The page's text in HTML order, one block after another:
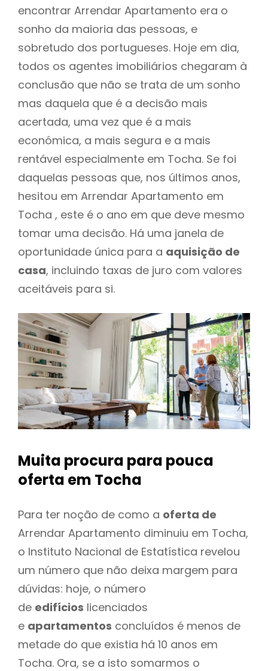
encontrar Arrendar Apartamento era o
sonho da maioria das pessoas, e
sobretudo dos portugueses. Hoje em dia,
todos os agentes imobiliários chegaram à
conclusão que não se trata de um sonho
mas daquela que é a decisão mais
acertada, uma vez que é a mais
económica, a mais segura e a mais
rentável especialmente em Tocha. Se foi
daquelas pessoas que, nos últimos anos,
hesitou em Arrendar Apartamento em
Tocha , este é o ano em que deve mesmo
tomar uma decisão. Há uma janela de
oportunidade única para a aquisição de
casa, incluindo taxas de juro com valores
aceitáveis para si.
Muita procura para pouca
oferta em Tocha
Para ter noção de como a oferta de
Arrendar Apartamento diminuiu em Tocha,
o Instituto Nacional de Estatística revelou
um número que não deixa margem para
dúvidas: hoje, o número
de edifícios licenciados
e apartamentos concluídos é menos de
metade do que existia há 10 anos em
Tocha. Ora, se a isto somarmos o